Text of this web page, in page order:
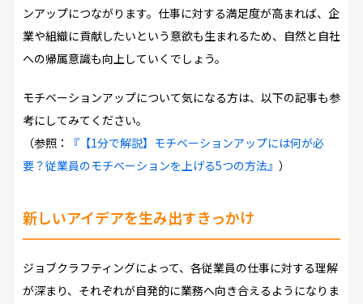
ンアップにつながります。仕事に対する満足度が高まれば、企
業や組織に貢献したいという意欲も生まれるため、自然と自社
への帰属意識も向上していくでしょう。
モチベーションアップについて気になる方は、以下の記事も参
考にしてみてください。
（参照：
『【1分で解説】モチベーションアップには何が必
要？従業員のモチベーションを上げる5つの方法』 ）
新しいアイデアを生み出すきっかけ
ジョブクラフティングによって、各従業員の仕事に対する理解
が深まり、それぞれが自発的に業務へ向き合えるようになりま